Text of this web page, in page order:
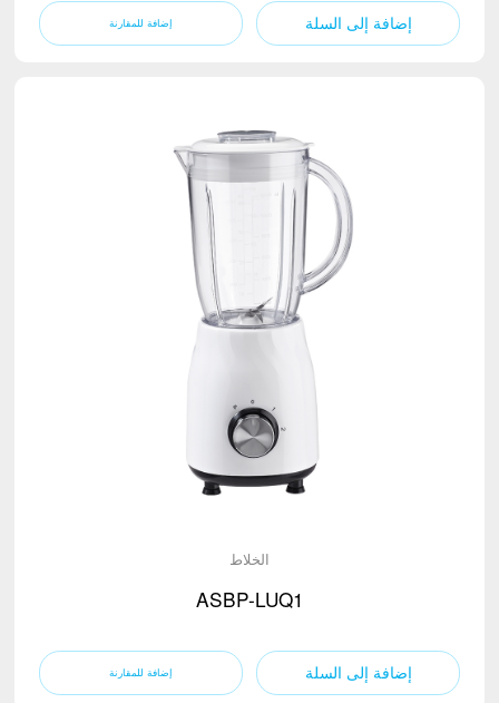
إضافة إلى السلة
الخلاط
ASBP-LUQ1
إضافة إلى السلة